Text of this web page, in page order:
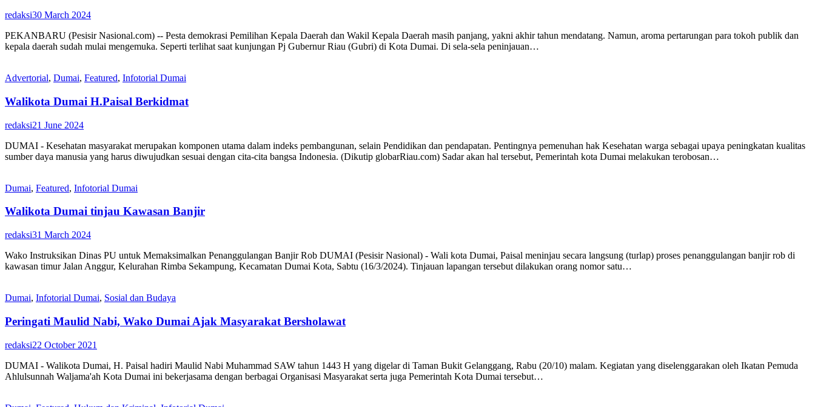
redaksi30 March 2024
PEKANBARU (Pesisir Nasional.com) -- Pesta demokrasi Pemilihan Kepala Daerah dan Wakil Kepala Daerah masih panjang, yakni akhir tahun mendatang. Namun, aroma pertarungan para tokoh publik dan
kepala daerah sudah mulai mengemuka. Seperti terlihat saat kunjungan Pj Gubernur Riau (Gubri) di Kota Dumai. Di sela-sela peninjauan…
Advertorial, Dumai, Featured, Infotorial Dumai
Walikota Dumai H.Paisal Berkidmat
redaksi21 June 2024
DUMAI - Kesehatan masyarakat merupakan komponen utama dalam indeks pembangunan, selain Pendidikan dan pendapatan. Pentingnya pemenuhan hak Kesehatan warga sebagai upaya peningkatan kualitas
sumber daya manusia yang harus diwujudkan sesuai dengan cita-cita bangsa Indonesia. (Dikutip globarRiau.com) Sadar akan hal tersebut, Pemerintah kota Dumai melakukan terobosan…
Dumai, Featured, Infotorial Dumai
Walikota Dumai tinjau Kawasan Banjir
redaksi31 March 2024
Wako Instruksikan Dinas PU untuk Memaksimalkan Penanggulangan Banjir Rob DUMAI (Pesisir Nasional) - Wali kota Dumai, Paisal meninjau secara langsung (turlap) proses penanggulangan banjir rob di
kawasan timur Jalan Anggur, Kelurahan Rimba Sekampung, Kecamatan Dumai Kota, Sabtu (16/3/2024). Tinjauan lapangan tersebut dilakukan orang nomor satu…
Dumai, Infotorial Dumai, Sosial dan Budaya
Peringati Maulid Nabi, Wako Dumai Ajak Masyarakat Bersholawat
redaksi22 October 2021
DUMAI - Walikota Dumai, H. Paisal hadiri Maulid Nabi Muhammad SAW tahun 1443 H yang digelar di Taman Bukit Gelanggang, Rabu (20/10) malam. Kegiatan yang diselenggarakan oleh Ikatan Pemuda
Ahlulsunnah Waljama'ah Kota Dumai ini bekerjasama dengan berbagai Organisasi Masyarakat serta juga Pemerintah Kota Dumai tersebut…